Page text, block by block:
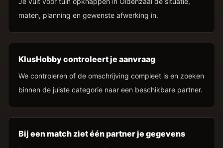
maten, planning en gewenste afwerking in.
KlusHobby controleert je aanvraag
We controleren of de omschrijving compleet is en zoeken
binnen de juiste categorie naar een beschikbare partner.
Bij een match ziet één partner je gegevens